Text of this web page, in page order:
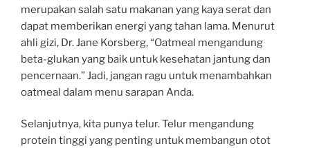
merupakan salah satu makanan yang kaya serat dan
dapat memberikan energi yang tahan lama. Menurut
ahli gizi, Dr. Jane Korsberg, “Oatmeal mengandung
beta-glukan yang baik untuk kesehatan jantung dan
pencernaan.” Jadi, jangan ragu untuk menambahkan
oatmeal dalam menu sarapan Anda.
Selanjutnya, kita punya telur. Telur mengandung
protein tinggi yang penting untuk membangun otot